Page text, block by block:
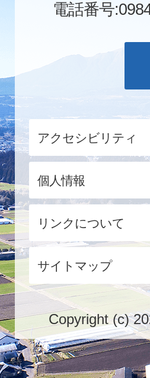
電話番号
アクセシビリティ
個人情報
リンクについて
サイトマップ
Copyright (c)